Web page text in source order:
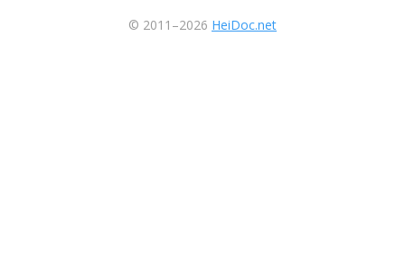
© 2011–2026 HeiDoc.net